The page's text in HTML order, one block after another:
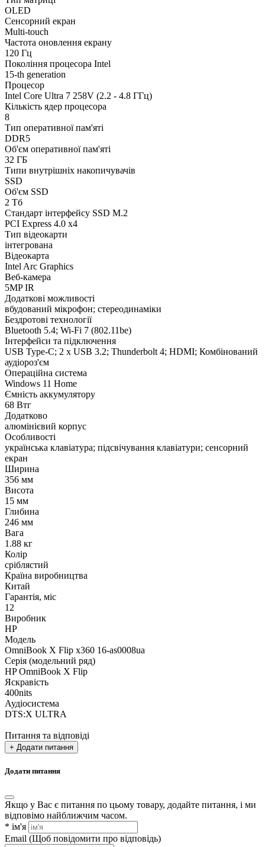
OLED
Сенсорний екран
Multi-touch
Частота оновлення екрану
120 Гц
Покоління процесора Intel
15-th generation
Процесор
Intel Core Ultra 7 258V (2.2 - 4.8 ГГц)
Кількість ядер процесора
8
Тип оперативної пам'яті
DDR5
Об'єм оперативної пам'яті
32 ГБ
Типи внутрішніх накопичувачів
SSD
Об'єм SSD
2 Тб
Стандарт інтерфейсу SSD M.2
PCI Express 4.0 x4
Тип відеокарти
інтегрована
Відеокарта
Intel Arc Graphics
Веб-камера
5MP IR
Додаткові можливості
вбудований мікрофон; стереодинаміки
Бездротові технології
Bluetooth 5.4; Wi-Fi 7 (802.11be)
Інтерфейси та підключення
USB Type-C; 2 х USB 3.2; Thunderbolt 4; HDMI; Комбінований
аудіороз'єм
Операційна система
Windows 11 Home
Ємність аккумулятору
68 Втг
Додатково
алюмінієвий корпус
Особливості
українська клавіатура; підсвічування клавіатури; сенсорний
екран
Ширина
356 мм
Висота
15 мм
Глибина
246 мм
Вага
1.88 кг
Колір
сріблястий
Країна виробництва
Китай
Гарантія, міс
12
Виробник
HP
Модель
OmniBook X Flip x360 16-as0008ua
Серія (модельний ряд)
HP OmniBook X Flip
Яскравість
400nits
Аудіосистема
DTS:X ULTRA
Питання та відповіді
+ Додати питання
Додати питання
Якщо у Вас є питання по цьому товару, додайте питання, і ми
відповімо найближчим часом.
* ім'я
Email (Щоб повідомити про відповідь)